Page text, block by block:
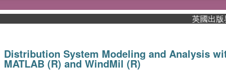
英國出版界
Distribution System Modeling and Analysis
MATLAB (R) and WindMil (R)